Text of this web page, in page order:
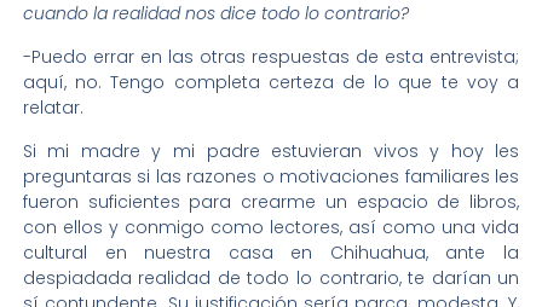
cuando la realidad nos dice todo lo contrario?
-Puedo errar en las otras respuestas de esta entrevista;
aquí, no. Tengo completa certeza de lo que te voy a
relatar.
Si mi madre y mi padre estuvieran vivos y hoy les
preguntaras si las razones o motivaciones familiares les
fueron suficientes para crearme un espacio de libros,
con ellos y conmigo como lectores, así como una vida
cultural en nuestra casa en Chihuahua, ante la
despiadada realidad de todo lo contrario, te darían un